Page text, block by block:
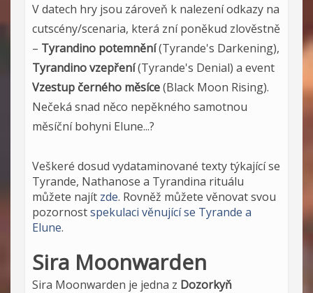
V datech hry jsou zároveň k nalezení odkazy na
cutscény/scenaria, která zní poněkud zlověstně
– Tyrandino potemnění(Tyrande's Darkening),
Tyrandino vzepření(Tyrande's Denial) a event
Vzestup černého měsíce(Black Moon Rising).
Nečeká snad něco nepěkného samotnou
měsíční bohyni Elune...?
Veškeré dosud vydataminované texty týkající se
Tyrande, Nathanose a Tyrandina rituálu
můžete najít zde. Rovněž můžete věnovat svou
pozornostspekulaci věnující se Tyrande a
Elune.
Sira Moonwarden
Sira Moonwarden je jedna z Dozorkyň